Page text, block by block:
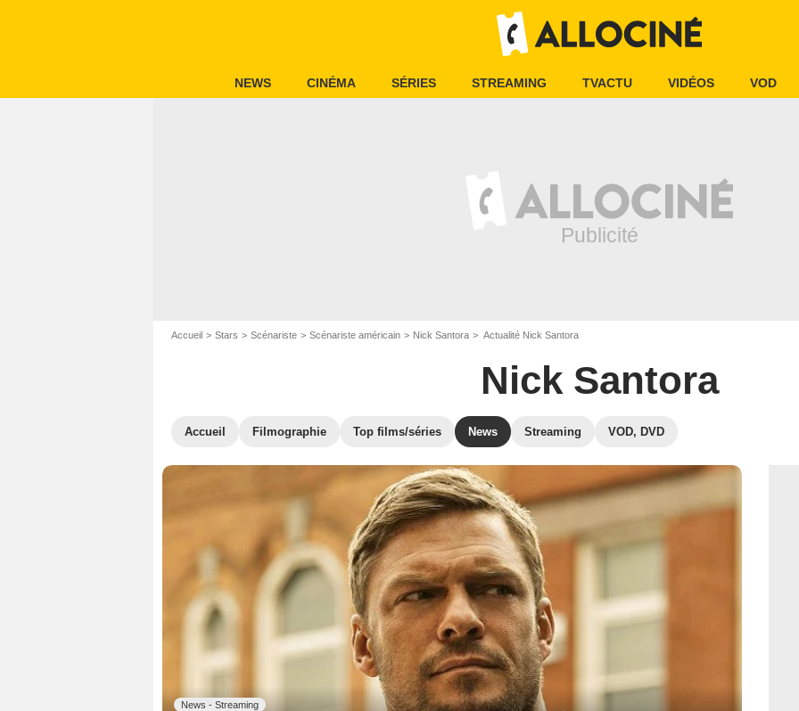
NEWS CINÉMA SÉRIES STREAMING TVACTU VIDÉOS VOD
Accueil Stars Scénariste Scénariste américain Nick Santora Actualité Nick Santora
Nick Santora
Accueil Filmographie Top films/séries News Streaming VOD, DVD
News - Streaming